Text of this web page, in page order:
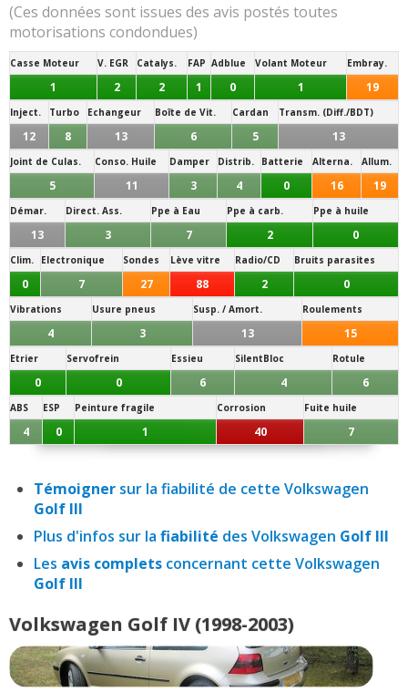
(Ces données sont issues des avis postés toutes
motorisations condondues)
Casse Moteur V. EGR Catalys. FAP Adblue Volant Moteur Embray.
1 2 2 1 0 1 19
Inject. Turbo Echangeur Boîte de Vit. Cardan Transm. (Diff./BDT)
12 8 13 6 5 13
Joint de Culas. Conso. Huile Damper Distrib. Batterie Alterna. Allum.
5 11 3 4 0 16 19
Démar. Direct. Ass. Ppe à Eau Ppe à carb. Ppe à huile
13 3 7 2 0
Clim. Electronique Sondes Lève vitre Radio/CD Bruits parasites
0 7 27 88 2 0
Vibrations Usure pneus Susp. / Amort. Roulements
4 3 13 15
Etrier Servofrein Essieu SilentBloc Rotule
0 0 6 4 6
ABS ESP Peinture fragile Corrosion Fuite huile
4 0 1 40 7
Témoigner sur la fiabilité de cette Volkswagen
Golf III
Plus d'infos sur la fiabilité des Volkswagen Golf III
Les avis complets concernant cette Volkswagen
Golf III
Volkswagen Golf IV (1998-2003)